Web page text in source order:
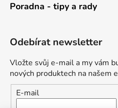
Poradna - tipy a rady
Odebírat newsletter
Vložte svůj e-mail a my vám
nových produktech na našem
E-mail